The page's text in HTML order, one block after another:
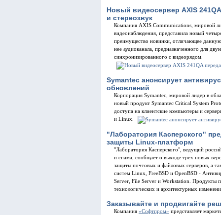
Новый видеосервер AXIS
и стереозвук
Компания AXIS Communications, мировой
видеонаблюдения, представила новый
преимущество новинки, отличающее
нее аудиоканала, предназначенного для
синхронизированного с видеорядом.
Symantec анонсирует
обновлений
Корпорация Symantec, мировой лидер в
новый продукт Symantec Critical System
доступа на клиентские компьютеры и
и Linux.
"Лаборатория Касперского"
защиты Linux-платформ
"Лаборатория Касперского", ведущий
и спама, сообщает о выходе трех новых
защиты почтовых и файловых серверов, а
систем Linux, FreeBSD и OpenBSD -
Server, File Server и Workstation. Продукты
технологических и архитектурных
Заказывайте и продвигайте
Компания «Софтпром» представляет